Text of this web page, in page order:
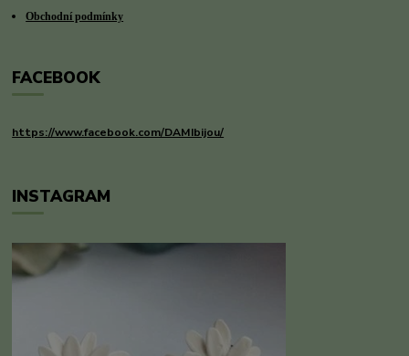
Obchodní podmínky
FACEBOOK
https://www.facebook.com/DAMIbijou/
INSTAGRAM